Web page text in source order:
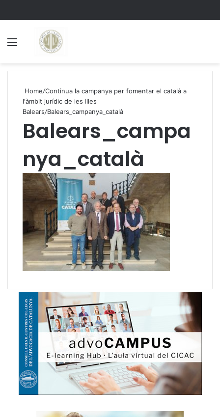
Home/Continua la campanya per fomentar el català a
l'àmbit jurídic de les Illes
Balears/Balears_campanya_català
Balears_campa
nya_català